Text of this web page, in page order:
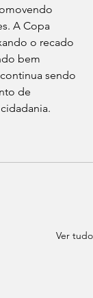
A Copa
o recado
bem
sendo
de
Ver tudo